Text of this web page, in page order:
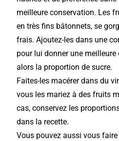
meilleure conservation. Les
en très fins bâtonnets, se
frais. Ajoutez-les dans une
pour lui donner une
alors la proportion de sucre.
Faites-les macérer dans du
vous les mariez à des fruits
cas, conservez les
dans la recette.
Vous pouvez aussi vous